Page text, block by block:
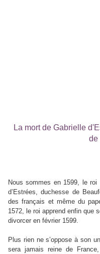
La mort de Gabrielle
de
Nous sommes en 1599, le
d’Estrées, duchesse de
des français et même du
1572, le roi apprend enfin que
divorcer en février 1599.
Plus rien ne s’oppose à son
sera jamais reine de